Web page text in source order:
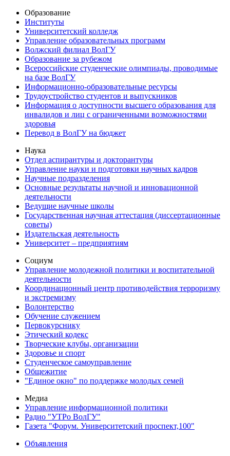
Образование
Институты
Университетский колледж
Управление образовательных программ
Волжский филиал ВолГУ
Образование за рубежом
Всероссийские студенческие олимпиады, проводимые
на базе ВолГУ
Информационно-образовательные ресурсы
Трудоустройство студентов и выпускников
Информация о доступности высшего образования для
инвалидов и лиц с ограниченными возможностями
здоровья
Перевод в ВолГУ на бюджет
Наука
Отдел аспирантуры и докторантуры
Управление науки и подготовки научных кадров
Научные подразделения
Основные результаты научной и инновационной
деятельности
Ведущие научные школы
Государственная научная аттестация (диссертационные
советы)
Издательская деятельность
Университет – предприятиям
Социум
Управление молодежной политики и воспитательной
деятельности
Координационный центр противодействия терроризму
и экстремизму
Волонтерство
Обучение служением
Первокурснику
Этический кодекс
Творческие клубы, организации
Здоровье и спорт
Студенческое самоуправление
Общежитие
"Единое окно" по поддержке молодых семей
Медиа
Управление информационной политики
Радио "УТРо ВолГУ"
Газета "Форум. Университетский проспект,100"
Объявления